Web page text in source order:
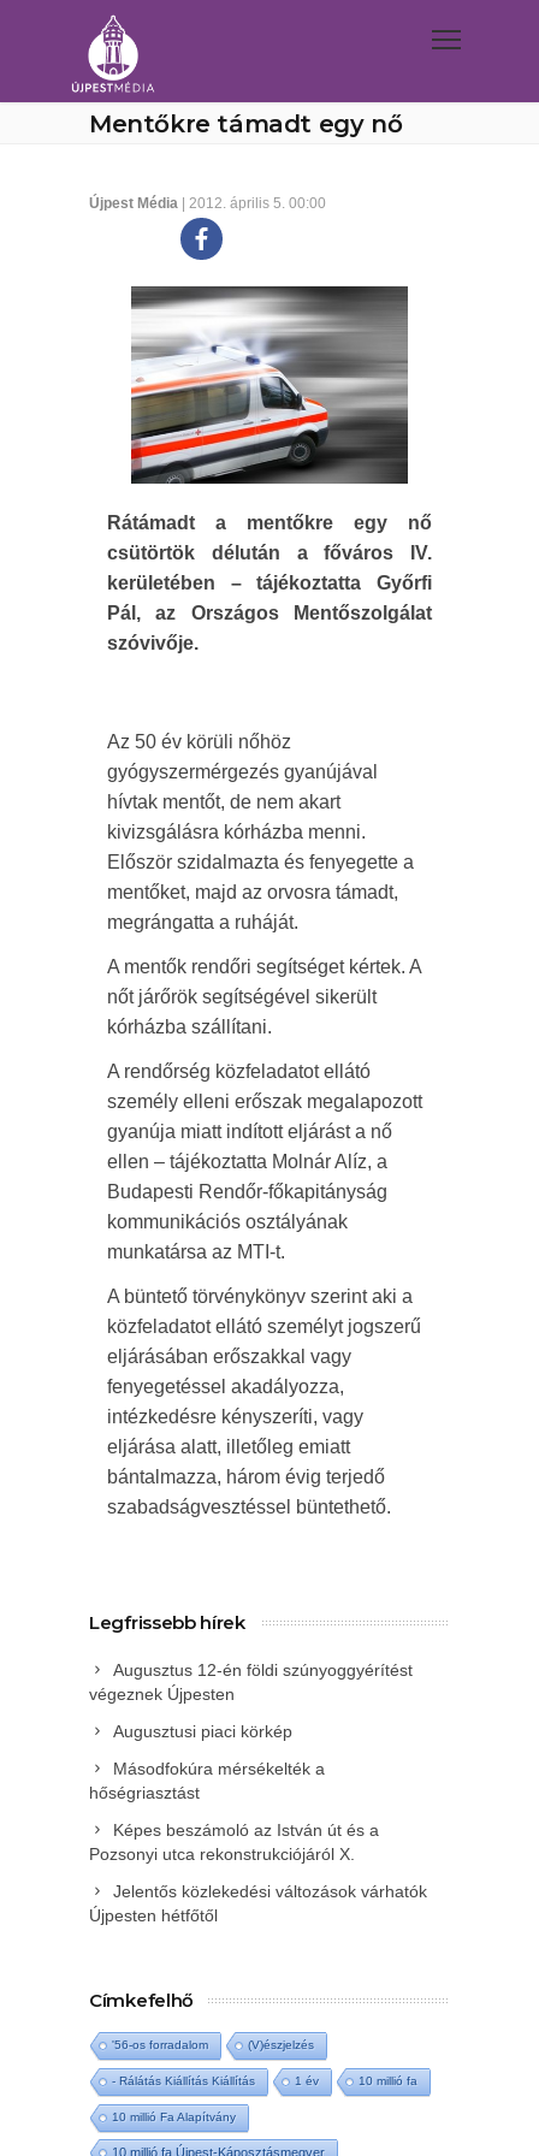
Mentőkre támadt egy nő
Újpest Média | 2012. április 5. 00:00
Rátámadt a mentőkre egy nő
csütörtök délután a főváros IV.
kerületében – tájékoztatta Győrfi
Pál, az Országos Mentőszolgálat
szóvivője.
Az 50 év körüli nőhöz
gyógyszermérgezés gyanújával
hívtak mentőt, de nem akart
kivizsgálásra kórházba menni.
Először szidalmazta és fenyegette a
mentőket, majd az orvosra támadt,
megrángatta a ruháját.
A mentők rendőri segítséget kértek. A
nőt járőrök segítségével sikerült
kórházba szállítani.
A rendőrség közfeladatot ellátó
személy elleni erőszak megalapozott
gyanúja miatt indított eljárást a nő
ellen – tájékoztatta Molnár Alíz, a
Budapesti Rendőr-főkapitányság
kommunikációs osztályának
munkatársa az MTI-t.
A büntető törvénykönyv szerint aki a
közfeladatot ellátó személyt jogszerű
eljárásában erőszakkal vagy
fenyegetéssel akadályozza,
intézkedésre kényszeríti, vagy
eljárása alatt, illetőleg emiatt
bántalmazza, három évig terjedő
szabadságvesztéssel büntethető.
Legfrissebb hírek
Augusztus 12-én földi szúnyoggyérítést
végeznek Újpesten
Augusztusi piaci körkép
Másodfokúra mérsékelték a
hőségriasztást
Képes beszámoló az István út és a
Pozsonyi utca rekonstrukciójáról X.
Jelentős közlekedési változások várhatók
Újpesten hétfőtől
Címkefelhő
'56-os forradalom (V)észjelzés
- Rálátás Kiállítás Kiállítás 1 év 10 millió fa
10 millió Fa Alapítvány
10 millió fa Újpest-Káposztásmegyer